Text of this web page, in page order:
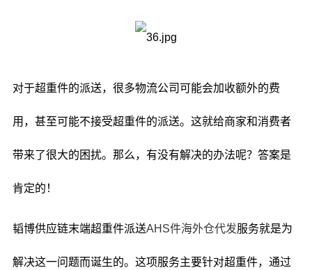
对于超重件的派送，很多物流公司可能会加收额外的费
用，甚至可能不接受超重件的派送。这就给商家和消费者
带来了很大的困扰。那么，有没有解决的办法呢？答案是
肯定的！
韬博供应链末端超重件派送AHS件海外仓代发服务就是为
解决这一问题而诞生的。这项服务主要针对超重件，通过